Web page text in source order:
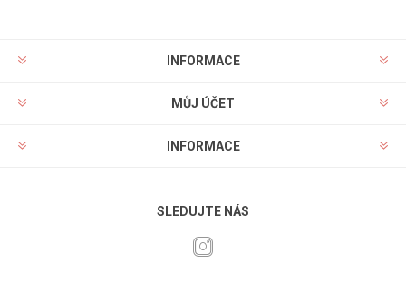
INFORMACE
MŮJ ÚČET
INFORMACE
SLEDUJTE NÁS